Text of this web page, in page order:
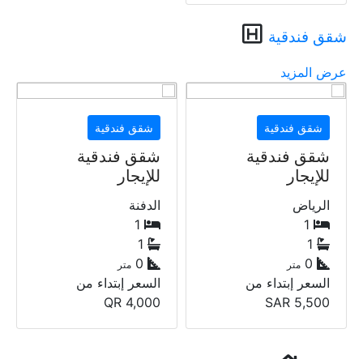
شقق فندقية
عرض المزيد
شقق فندقية
شقق فندقية
للإيجار
الدفنة
متر
السعر إبتداء من
4,000
QR
شقق فندقية
شقق فندقية
للإيجار
1
1
السعر إبتداء من
3,166
SAR